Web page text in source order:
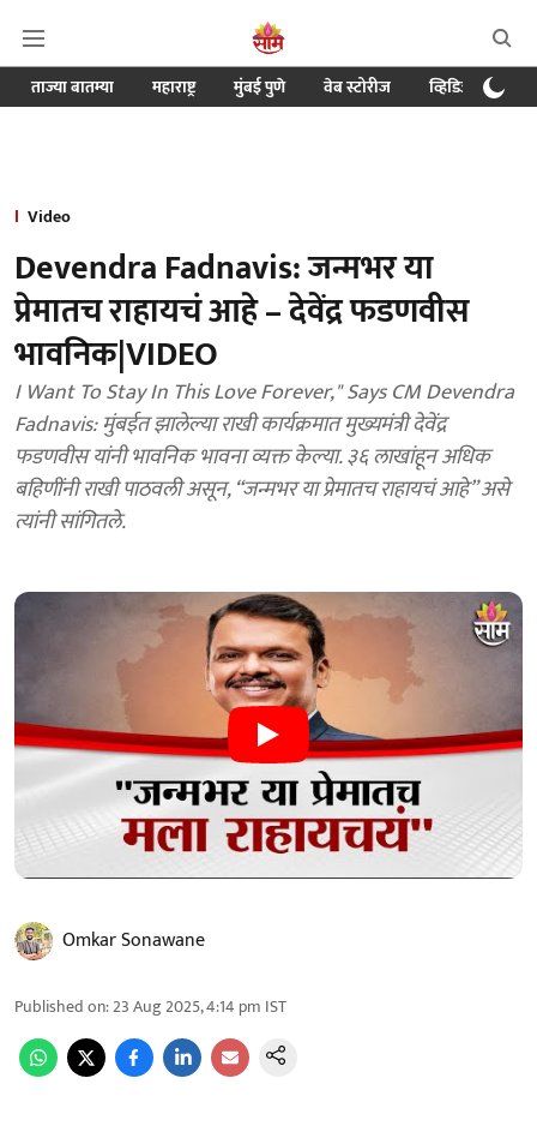
ताज्या बातम्या महाराष्ट्र मुंबई पुणे वेब स्टोरीज व्हिडिओ
Video
Devendra Fadnavis: जन्मभर या
प्रेमातच राहायचं आहे – देवेंद्र फडणवीस
भावनिक|VIDEO
I Want To Stay In This Love Forever," Says CM Devendra
Fadnavis: मुंबईत झालेल्या राखी कार्यक्रमात मुख्यमंत्री देवेंद्र
फडणवीस यांनी भावनिक भावना व्यक्त केल्या. ३६ लाखांहून अधिक
बहिणींनी राखी पाठवली असून, “जन्मभर या प्रेमातच राहायचं आहे” असे
त्यांनी सांगितले.
Omkar Sonawane
Published on:23 Aug 2025, 4:14 pm IST